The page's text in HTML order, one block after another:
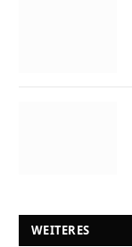
WEITERES